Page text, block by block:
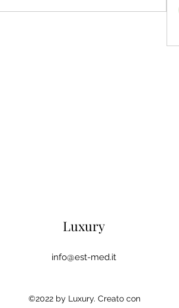
Luxury
info@est-med.it
©2022 by Luxury. Creato con